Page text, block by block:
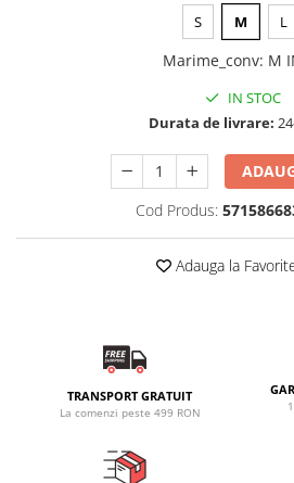
S M L
Marime_conv: M
IN STOC
Durata de livrare:
Cod Produs:
Adauga la
TRANSPORT GRATUIT
La comenzi peste 499 RON